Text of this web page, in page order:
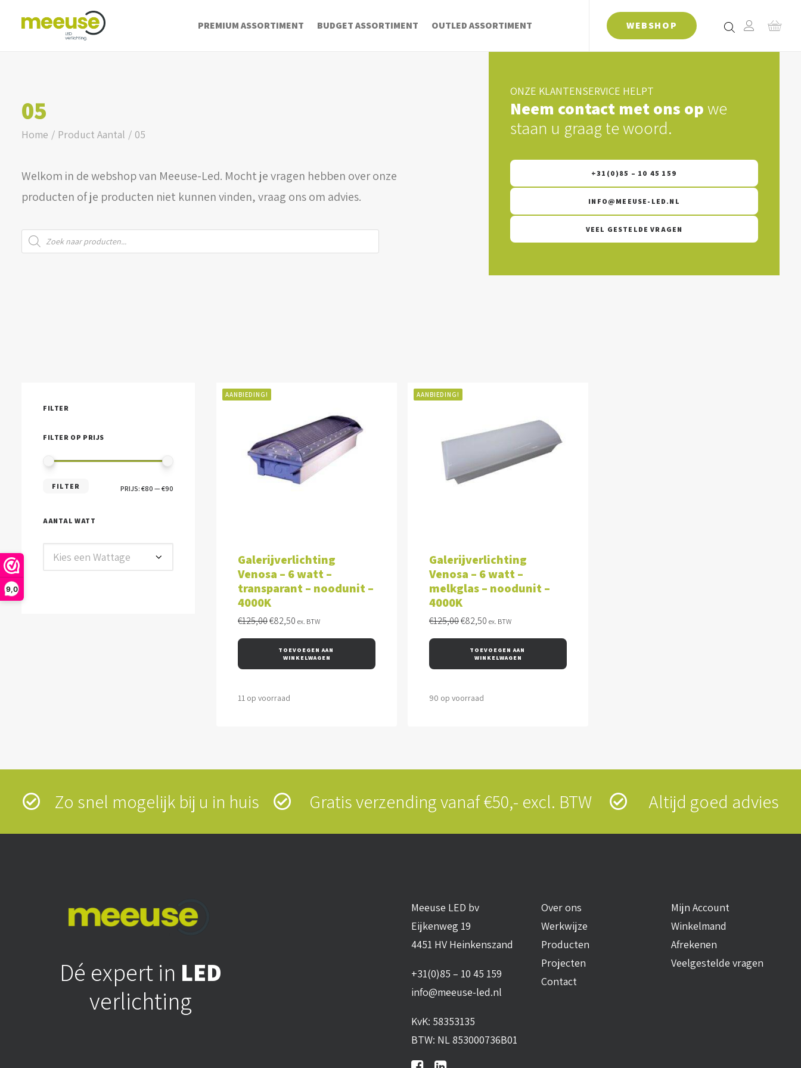
9,0
PREMIUM ASSORTIMENT BUDGET ASSORTIMENT OUTLED ASSORTIMENT WEBSHOP
05
Home Product Aantal 05
Welkom in de webshop van Meeuse-Led. Mocht je vragen hebben over onze
producten of je producten niet kunnen vinden, vraag ons om advies.
Producten
zoeken
ONZE KLANTENSERVICE HELPT
Neem contact met ons opwe
staan u graag te woord.
+31(0)85 – 10 45 159
INFO@MEEUSE-LED.NL
VEEL GESTELDE VRAGEN
FILTER
FILTER OP PRIJS
FILTER PRIJS: €80 — €90
AANTAL WATT
Kies een Wattage
AANBIEDING!
Galerijverlichting
Venosa – 6 watt –
transparant – noodunit –
4000K
€125,00Oorspronkelijke
€125,00.
€82,50Huidige
€82,50.
ex. BTW
TOEVOEGEN AAN
WINKELWAGEN
11 op voorraad
AANBIEDING!
Galerijverlichting
Venosa – 6 watt –
melkglas – noodunit –
4000K
€125,00Oorspronkelijke
€125,00.
€82,50Huidige
€82,50.
ex. BTW
TOEVOEGEN AAN
WINKELWAGEN
90 op voorraad
Zo snel mogelijk bij u in huis Gratis verzending vanaf €50,- excl. BTW Altijd goed advies
Dé expert in LED
verlichting
Meeuse LED bv
Eijkenweg 19
4451 HV Heinkenszand
+31(0)85 – 10 45 159
info@meeuse-led.nl
KvK: 58353135
BTW: NL 853000736B01
Over ons
Werkwijze
Producten
Projecten
Contact
Mijn Account
Winkelmand
Afrekenen
Veelgestelde vragen